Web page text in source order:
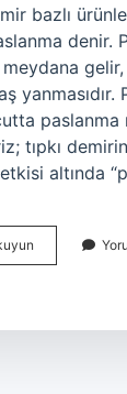
bazlı
denir.
paslanma
tıpkı
altında
Paslandı
Ne